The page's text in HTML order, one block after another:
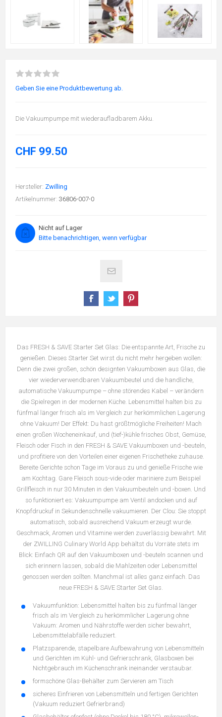
Geben Sie eine Produktbewertung ab.
Die Vakuumpumpe mit wiederaufladbarem Akku.
CHF 99.50
Hersteller: Zwilling
Artikelnummer: 36806-007-0
Nicht auf Lager
Bitte benachrichtigen, wenn verfügbar
Das FRESH & SAVE Starter Set Glas: Die entspannte Art, Frische zu
genießen. Dieses Starter Set wirst du nicht mehr hergeben wollen:
Denn die zwei großen, schön designten Vakuumboxen aus Glas, die
vier wiederverwendbaren Vakuumbeutel und die handliche,
automatische Vakuumpumpe – ohne störendes Kabel – verändern
die Spielregen in der modernen Küche. Lebensmittel halten bis zu
fünfmal länger frisch als im Vergleich zur herkömmlichen Lagerung
ohne Vakuum! Der Effekt: Du hast größtmögliche Freiheiten! Mach
einen großen Wocheneinkauf, und (tief-)kühle frisches Obst, Gemüse,
Fleisch oder Fisch in den FRESH & SAVE Vakuumboxen und -beuteln,
und profitiere von den Vorteilen einer eigenen Frischetheke zuhause.
Bereite Gerichte schon Tage im Voraus zu und genieße Frische wie
am Kochtag. Gare Fleisch sous-vide oder mariniere zum Beispiel
Grillfleisch in nur 30 Minuten in den Vakuumbeuteln und -boxen. Und
so funktioniert es: Vakuumpumpe am Ventil andocken und auf
Knopfdruckuf in Sekundenschnelle vakuumieren. Der Clou: Sie stoppt
automatisch, sobald ausreichend Vakuum erzeugt wurde.
Geschmack, Aromen und Vitamine werden zuverlässig bewahrt. Mit
der ZWILLING Culinary World App behältst du Vorräte stets im
Blick: Einfach QR auf den Vakuumboxen und -beuteln scannen und
sich erinnern lassen, sobald die Mahlzeiten oder Lebensmittel
genossen werden sollten. Manchmal ist alles ganz einfach. Das
neue FRESH & SAVE Starter Set Glas.
Vakuumfunktion: Lebensmittel halten bis zu fünfmal länger
frisch als im Vergleich zu herkömmlicher Lagerung ohne
Vakuum: Aromen und Nährstoffe werden sicher bewahrt,
Lebensmittelabfälle reduziert.
Platzsparende, stapelbare Aufbewahrung von Lebensmitteln
und Gerichten im Kühl- und Gefrierschrank, Glasboxen bei
Nichtgebrauch im Küchenschrank ineinander verstaubar.
formschöne Glas-Behälter zum Servieren am Tisch
sicheres Einfrieren von Lebensmitteln und fertigen Gerichten
(Vakuum reduziert Gefrierbrand)